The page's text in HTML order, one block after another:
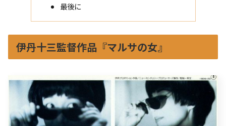
最後に
伊丹十三監督作品『マルサの女』